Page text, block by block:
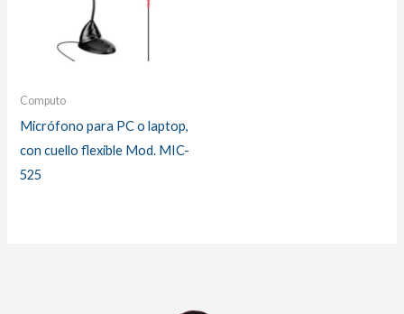
Computo
Micrófono para PC o laptop,
con cuello flexible Mod. MIC-
525